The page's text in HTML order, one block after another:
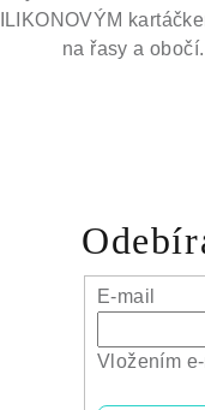
na řasy a obočí.
E-mail
Vložením